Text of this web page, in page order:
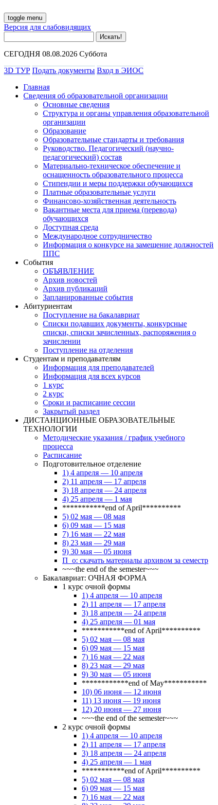
toggle menu
Версия для слабовидящих
СЕГОДНЯ 08.08.2026 Суббота
3D ТУР Подать документы Вход в ЭИОС
Главная
Сведения об образовательной организации
Основные сведения
Структура и органы управления образовательной
организации
Образование
Образовательные стандарты и требования
Руководство. Педагогический (научно-
педагогический) состав
Материально-техническое обеспечение и
оснащенность образовательного процесса
Стипендии и меры поддержки обучающихся
Платные образовательные услуги
Финансово-хозяйственная деятельность
Вакантные места для приема (перевода)
обучающихся
Доступная среда
Международное сотрудничество
Информация о конкурсе на замещение должностей
ППС
События
ОБЪЯВЛЕНИЕ
Архив новостей
Архив публикаций
Запланированные события
Абитуриентам
Поступление на бакалавриат
Списки подавших документы, конкурсные
списки, списки зачисленных, распоряжения о
зачислении
Поступление на отделения
Студентам и преподавателям
Информация для преподавателей
Информация для всех курсов
1 курс
2 курс
Сроки и расписание сессии
Закрытый раздел
ДИСТАНЦИОННЫЕ ОБРАЗОВАТЕЛЬНЫЕ
ТЕХНОЛОГИИ
Методические указания / график учебного
процесса
Расписание
Подготовительное отделение
1) 4 апреля — 10 апреля
2) 11 апреля — 17 апреля
3) 18 апреля — 24 апреля
4) 25 апреля — 1 мая
***********end of April**********
5) 02 мая — 08 мая
6) 09 мая — 15 мая
7) 16 мая — 22 мая
8) 23 мая — 29 мая
9) 30 мая — 05 июня
П_о: скачать материалы архивом за семестр
~~~the end of the semester~~~
Бакалавриат: ОЧНАЯ ФОРМА
1 курс очной формы
1) 4 апреля — 10 апреля
2) 11 апреля — 17 апреля
3) 18 апреля — 24 апреля
4) 25 апреля — 01 мая
***********end of April**********
5) 02 мая — 08 мая
6) 09 мая — 15 мая
7) 16 мая — 22 мая
8) 23 мая — 29 мая
9) 30 мая — 05 июня
************end of May***********
10) 06 июня — 12 июня
11) 13 июня — 19 июня
12) 20 июня — 27 июня
~~~the end of the semester~~~
2 курс очной формы
1) 4 апреля — 10 апреля
2) 11 апреля — 17 апреля
3) 18 апреля — 24 апреля
4) 25 апреля — 1 мая
***********end of April**********
5) 02 мая — 08 мая
6) 09 мая — 15 мая
7) 16 мая — 22 мая